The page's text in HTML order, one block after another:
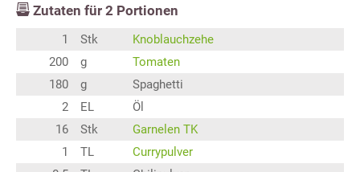
Zutaten für 2 Portionen
1 Stk
Knoblauchzehe
200
g
Tomaten
180
g
Spaghetti
2
EL
Öl
16
Stk
Garnelen TK
1
TL
Currypulver